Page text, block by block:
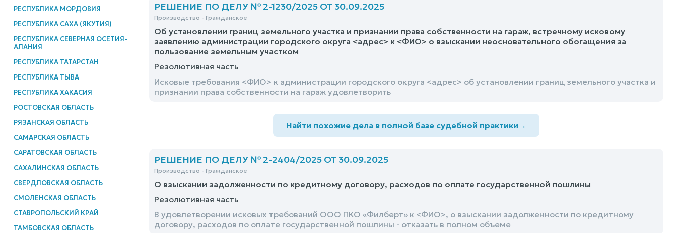
РЕСПУБЛИКА МОРДОВИЯ
РЕСПУБЛИКА САХА (ЯКУТИЯ)
РЕСПУБЛИКА СЕВЕРНАЯ ОСЕТИЯ-
АЛАНИЯ
РЕСПУБЛИКА ТАТАРСТАН
РЕСПУБЛИКА ТЫВА
РЕСПУБЛИКА ХАКАСИЯ
РОСТОВСКАЯ ОБЛАСТЬ
РЯЗАНСКАЯ ОБЛАСТЬ
САМАРСКАЯ ОБЛАСТЬ
САРАТОВСКАЯ ОБЛАСТЬ
САХАЛИНСКАЯ ОБЛАСТЬ
СВЕРДЛОВСКАЯ ОБЛАСТЬ
СМОЛЕНСКАЯ ОБЛАСТЬ
СТАВРОПОЛЬСКИЙ КРАЙ
ТАМБОВСКАЯ ОБЛАСТЬ
РЕШЕНИЕ ПО ДЕЛУ № 2-1230/2025 ОТ 30.09.2025
Производство - Гражданское
Об установлении границ земельного участка и признании права собственности на гараж, встречному исковому
заявлению администрации городского округа <адрес> к <ФИО> о взыскании неосновательного обогащения за
пользование земельным участком
Резолютивная часть
Исковые требования <ФИО> к администрации городского округа <адрес> об установлении границ земельного участка и
признании права собственности на гараж удовлетворить
Найти похожие дела в полной базе судебной практики →
РЕШЕНИЕ ПО ДЕЛУ № 2-2404/2025 ОТ 30.09.2025
Производство - Гражданское
О взыскании задолженности по кредитному договору, расходов по оплате государственной пошлины
Резолютивная часть
В удовлетворении исковых требований ООО ПКО «Филберт» к <ФИО>, о взыскании задолженности по кредитному
договору, расходов по оплате государственной пошлины - отказать в полном объеме